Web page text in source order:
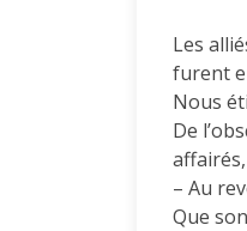
Les
furent
Nous
De
– Au
Que